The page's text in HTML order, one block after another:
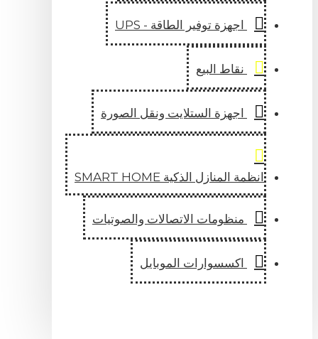
اجهزة توفير الطاقة - UPS
نقاط البيع
اجهزة الستلايت ونقل الصورة
انظمة المنازل الذكية SMART HOME
منظومات الاتصالات والصوتيات
اكسسوارات الموبايل